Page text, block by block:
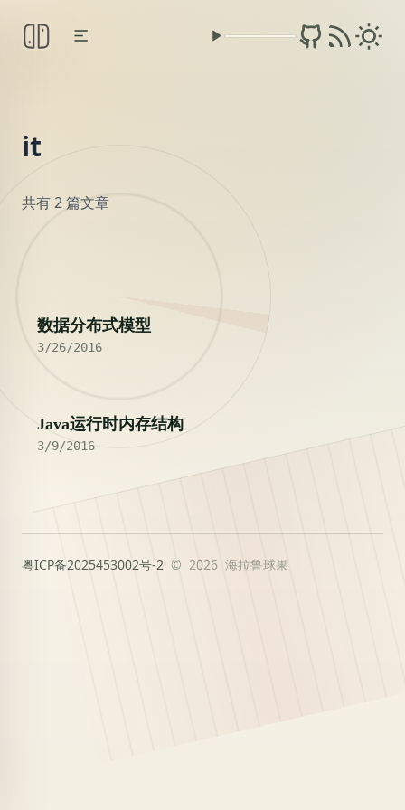
it
共有 2 篇文章
2016
数据分布式模型
3/26/2016
Java运行时内存结构
3/9/2016
粤ICP备2025453002号-2 © 2026 海拉鲁球果